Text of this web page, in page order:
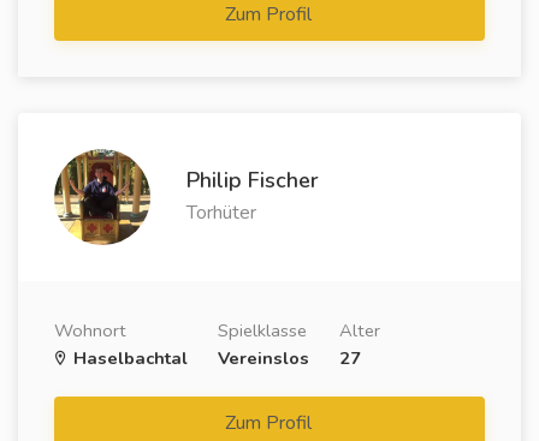
Zum Profil
Philip Fischer
Torhüter
Wohnort
Haselbachtal
Spielklasse
Vereinslos
Alter
27
Zum Profil